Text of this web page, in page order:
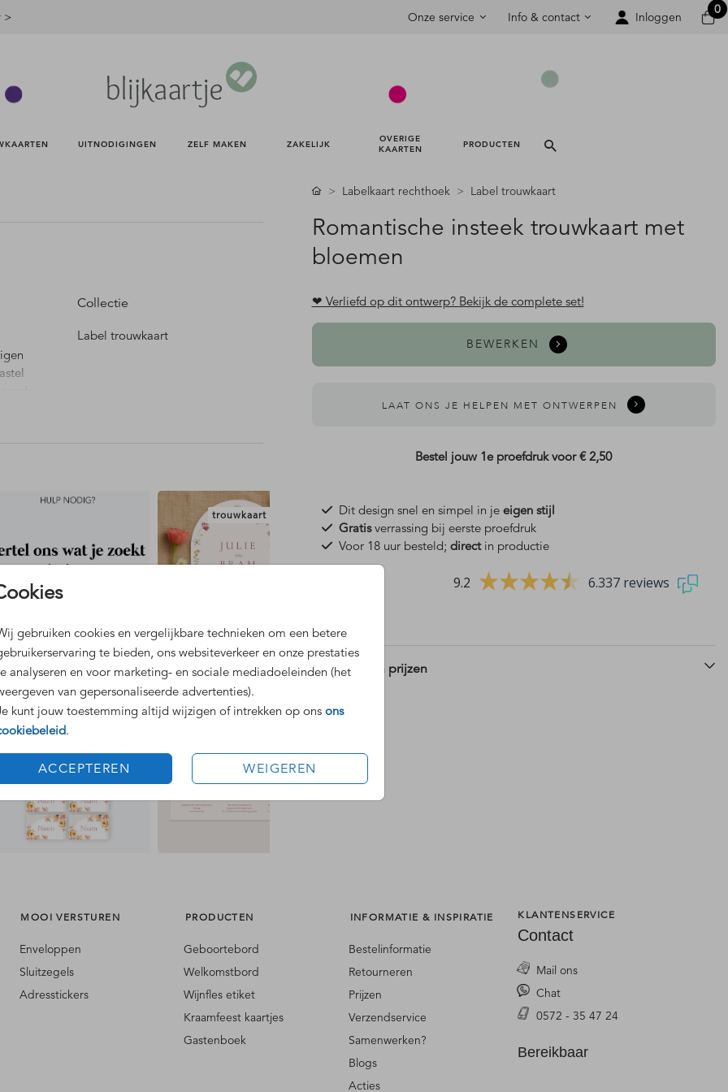
> Onze service Info & contact Inloggen
0
UITNODIGINGEN ZELF MAKEN ZAKELIJK
OVERIGE
KAARTEN
PRODUCTEN
gebruiken cookies en vergelijkbare technieken om een betere
te bieden, ons websiteverkeer en onze prestaties
analyseren en voor marketing- en sociale mediadoeleinden (het
van gepersonaliseerde advertenties).
kunt jouw toestemming altijd wijzigen of intrekken op ons ons
.
ACCEPTEREN WEIGEREN
uit?
Collectie
Label trouwkaart
trouwkaart trouwkaart
naamkaartjes placemat
Labelkaart rechthoek Label trouwkaart
Romantische insteek trouwkaart met
bloemen
❤ Verliefd op dit ontwerp? Bekijk de complete set!
BEWERKEN
LAAT ONS JE HELPEN MET ONTWERPEN
Bestel jouw 1e proefdruk voor€ 2,50
Dit design snel en simpel in je eigen stijl
Gratisverrassing bij eerste proefdruk
Voor 18 uur besteld; directin productie
9.2 6.337 reviews
Formaten en prijzen
MOOI VERSTUREN
Enveloppen
Sluitzegels
Adresstickers
PRODUCTEN
Geboortebord
Welkomstbord
Wijnfles etiket
Kraamfeest kaartjes
Gastenboek
INFORMATIE & INSPIRATIE
Bestelinformatie
Retourneren
Prijzen
Verzendservice
Samenwerken?
Blogs
Acties
KLANTENSERVICE
Contact
Mail ons
Chat
0572 - 35 47 24
Bereikbaar